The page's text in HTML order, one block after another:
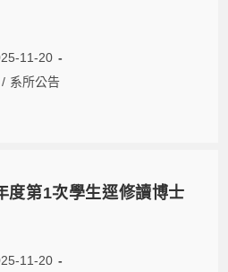
11-20
/ 系所公告
度第1次學生逕修讀博士
11-20